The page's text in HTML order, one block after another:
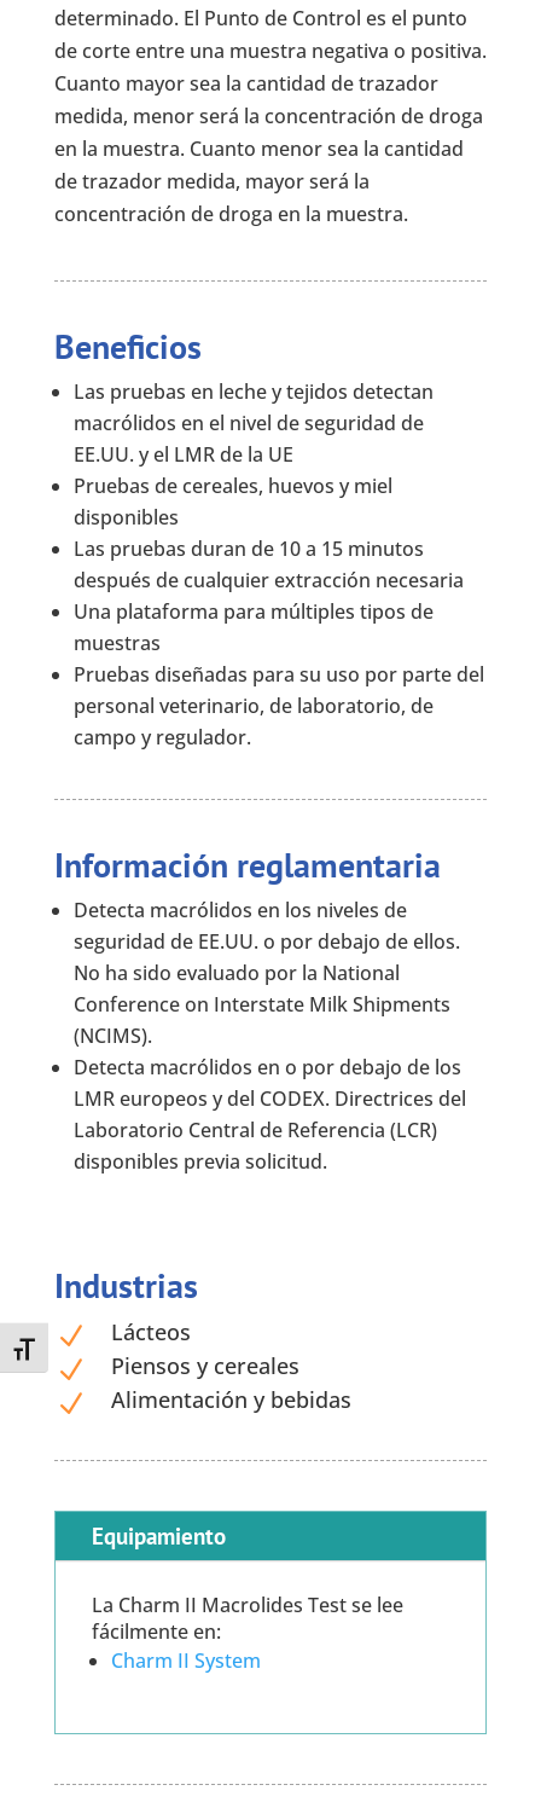
Toggle Font size
determinado. El Punto de Control es el punto
de corte entre una muestra negativa o positiva.
Cuanto mayor sea la cantidad de trazador
medida, menor será la concentración de droga
en la muestra. Cuanto menor sea la cantidad
de trazador medida, mayor será la
concentración de droga en la muestra.
Beneficios
Las pruebas en leche y tejidos detectan
macrólidos en el nivel de seguridad de
EE.UU. y el LMR de la UE
Pruebas de cereales, huevos y miel
disponibles
Las pruebas duran de 10 a 15 minutos
después de cualquier extracción necesaria
Una plataforma para múltiples tipos de
muestras
Pruebas diseñadas para su uso por parte del
personal veterinario, de laboratorio, de
campo y regulador.
Información reglamentaria
Detecta macrólidos en los niveles de
seguridad de EE.UU. o por debajo de ellos.
No ha sido evaluado por la National
Conference on Interstate Milk Shipments
(NCIMS).
Detecta macrólidos en o por debajo de los
LMR europeos y del CODEX. Directrices del
Laboratorio Central de Referencia (LCR)
disponibles previa solicitud.
Industrias
N Lácteos
N Piensos y cereales
N Alimentación y bebidas
Equipamiento
La Charm II Macrolides Test se lee
fácilmente en:
Charm II System